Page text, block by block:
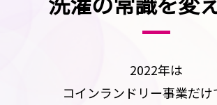
2022年は
コインランドリー事業だけ